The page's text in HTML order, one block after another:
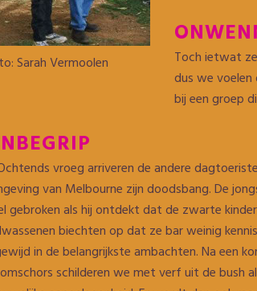
Sarah Vermoolen
Toch ietwat
dus we
bij een groep
vroeg arriveren de andere
van Melbourne zijn doodsbang. De
gebroken als hij ontdekt dat de zwarte
biechten op dat ze bar weinig
in de belangrijkste ambachten. Na een
schilderen we met verf uit de bush